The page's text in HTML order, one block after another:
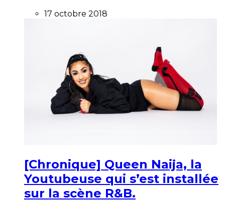
17 octobre 2018
[Chronique] Queen Naija, la
Youtubeuse qui s’est installée
sur la scène R&B.